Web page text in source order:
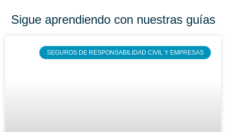
Sigue aprendiendo con nuestras guías
SEGUROS DE RESPONSABILIDAD CIVIL Y EMPRESAS